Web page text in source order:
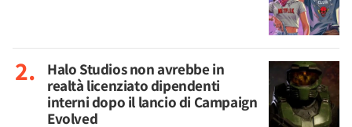
Halo Studios non avrebbe in
realtà licenziato dipendenti
interni dopo il lancio di Campaign
Evolved